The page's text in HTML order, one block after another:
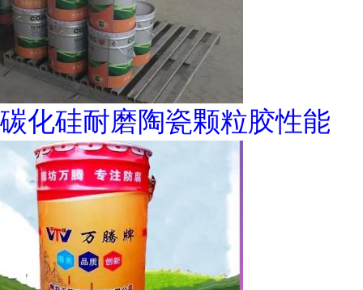
碳化硅耐磨陶瓷颗粒胶性能